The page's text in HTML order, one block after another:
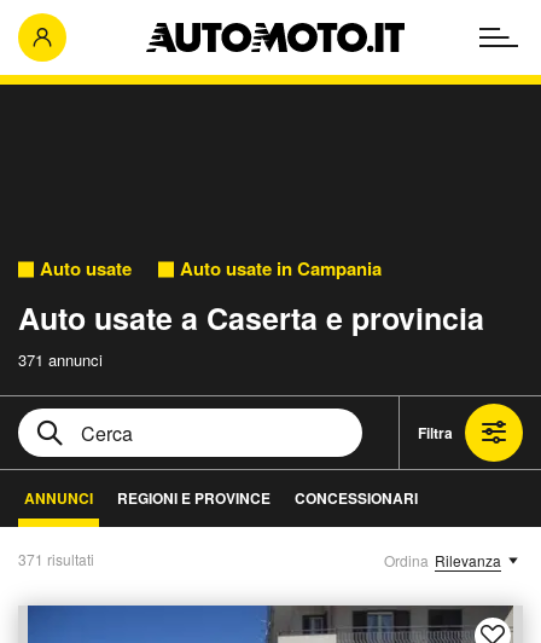
Auto usate Auto usate in Campania
Auto usate a Caserta e provincia
371 annunci
Filtra
ANNUNCI REGIONI E PROVINCE CONCESSIONARI
371 risultati Ordina Rilevanza